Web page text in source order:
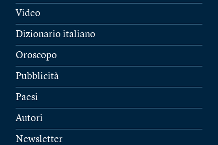
Video
Dizionario italiano
Oroscopo
Pubblicità
Paesi
Autori
Newsletter